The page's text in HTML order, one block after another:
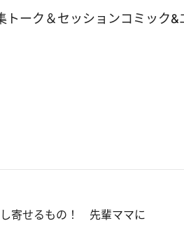
トーク＆セッションコミック&
寄せるもの！ 先輩ママに